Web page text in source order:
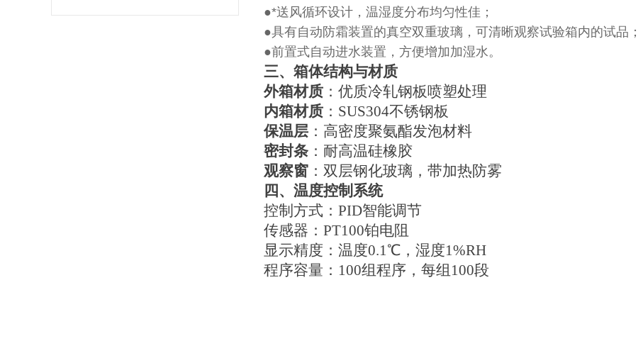
●*送风循环设计，温湿度分布均匀性佳；
●具有自动防霜装置的真空双重玻璃，可清晰观察试验箱内的试品；
●前置式自动进水装置，方便增加加湿水。
三、箱体结构与材质
外箱材质 ：优质冷轧钢板喷塑处理
内箱材质 ： SUS304不锈钢板
保温层 ：高密度聚氨酯发泡材料
密封条 ：耐高温硅橡胶
观察窗 ：双层钢化玻璃，带加热防雾
四、温度控制系统
控制方式： PID智能调节
传感器： PT100铂电阻
显示精度：温度0.1℃，湿度1%RH
程序容量： 100组程序，每组100段